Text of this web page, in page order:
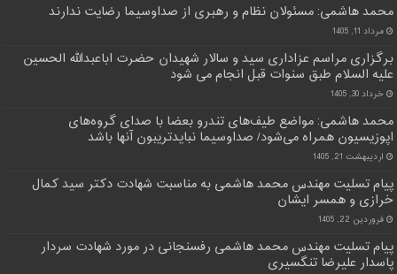
محمد هاشمی: مسئولان نظام و رهبری از صداوسیما رضایت ندارند
مرداد 11, 1405
برگزاری مراسم عزاداری سید و سالار شهیدان حضرت اباعبدالله الحسین
علیه السلام طبق سنوات قبل انجام می شود
خرداد 30, 1405
محمد هاشمی: مواضع طیف‌های تندرو بعضا با صدای گروه‌های
اپوزیسیون همراه می‌شود/ صداوسیما نبایدتریبون آنها باشد
اردیبهشت 21, 1405
پیام تسلیت مهندس محمد هاشمی به مناسبت شهادت دکتر سید کمال
خرازی و همسر ایشان
فروردین 22, 1405
پیام تسلیت مهندس محمد هاشمی رفسنجانی در مورد شهادت سردار
پاسدار علیرضا تنگسیری